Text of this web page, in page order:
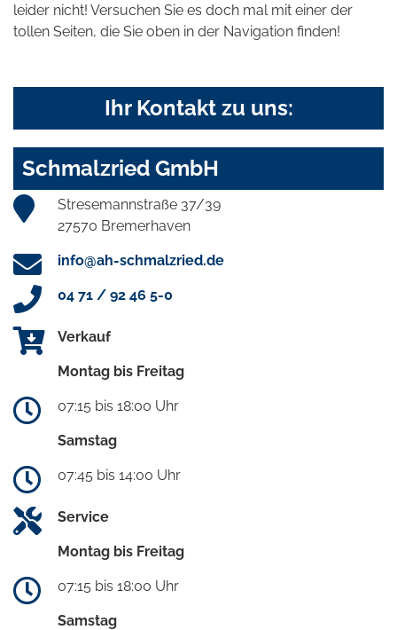
leider nicht! Versuchen Sie es doch mal mit einer der
tollen Seiten, die Sie oben in der Navigation finden!
Ihr Kontakt zu uns:
Schmalzried GmbH
Stresemannstraße 37/39
27570 Bremerhaven
info@ah-schmalzried.de
04 71 / 92 46 5-0
Verkauf
Montag bis Freitag
07:15 bis 18:00 Uhr
Samstag
07:45 bis 14:00 Uhr
Service
Montag bis Freitag
07:15 bis 18:00 Uhr
Samstag